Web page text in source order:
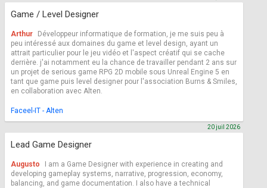
Game / Level Designer
Arthur
Développeur informatique de formation, je me suis peu à
peu intéressé aux domaines du game et level design, ayant un
attrait particulier pour le jeu vidéo et l'aspect créatif qui se cache
derrière. j'ai notamment eu la chance de travailler pendant 2 ans sur
un projet de serious game RPG 2D mobile sous Unreal Engine 5 en
tant que game puis level designer pour l'association Burns & Smiles,
en collaboration avec Alten.
Faceel-IT - Alten
Lead Game Designer
20 juil 2026
Augusto
I am a Game Designer with experience in creating and
developing gameplay systems, narrative, progression, economy,
balancing, and game documentation. I also have a technical